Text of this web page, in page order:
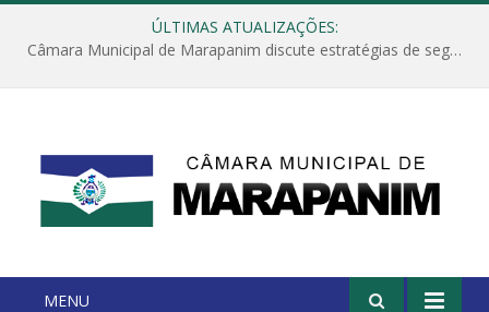
ÚLTIMAS ATUALIZAÇÕES:
Câmara Municipal de Marapanim discute estratégias de segurança com autoridades e poder executivo
MENU